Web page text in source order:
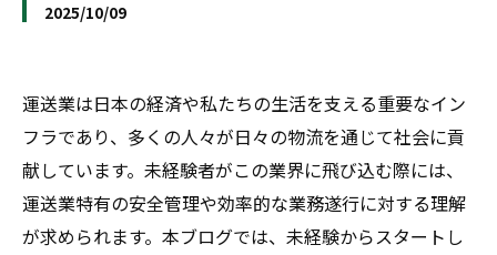
2025/10/09
運送業は日本の経済や私たちの生活を支える重要なイン
フラであり、多くの人々が日々の物流を通じて社会に貢
献しています。未経験者がこの業界に飛び込む際には、
運送業特有の安全管理や効率的な業務遂行に対する理解
が求められます。本ブログでは、未経験からスタートし